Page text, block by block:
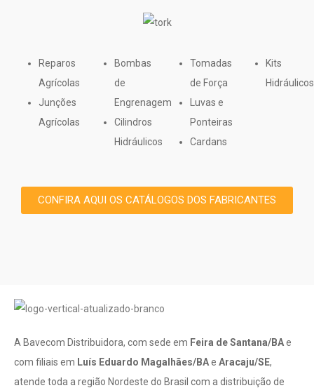
Reparos
Agrícolas
Junções
Agrícolas
Bombas
de
Engrenagem
Cilindros
Hidráulicos
Tomadas
de Força
Luvas e
Ponteiras
Cardans
Kits
Hidráulicos
CONFIRA AQUI OS CATÁLOGOS DOS FABRICANTES
A Bavecom Distribuidora, com sede em Feira de Santana/BAe
com filiais em Luís Eduardo Magalhães/BAe Aracaju/SE,
atende toda a região Nordeste do Brasil com a distribuição de